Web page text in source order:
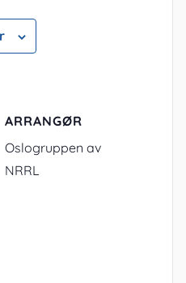
ARRANGØR
Oslogruppen av
NRRL